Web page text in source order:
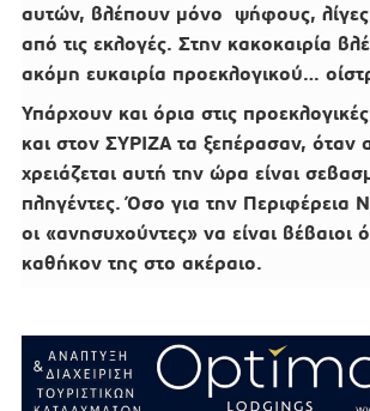
αυτών, βλέπουν μόνο ψήφους, λίγες
από τις εκλογές. Στην κακοκαιρία
ακόμη ευκαιρία προεκλογικού…
Υπάρχουν και όρια στις
και στον ΣΥΡΙΖΑ τα ξεπέρασαν, όταν
χρειάζεται αυτή την ώρα είναι
πληγέντες. Όσο για την Περιφέρεια
οι «ανησυχούντες» να είναι βέβαιοι
καθήκον της στο ακέραιο.